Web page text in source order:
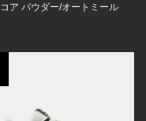
ア パウダー/オートミール